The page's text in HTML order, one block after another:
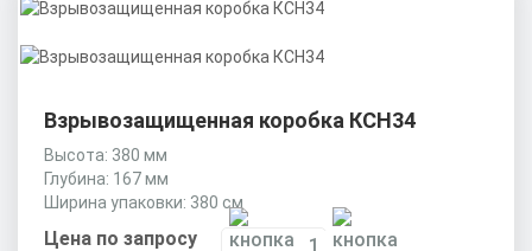
Взрывозащищенная коробка КСН34
Высота: 380 мм
Глубина: 167 мм
Ширина упаковки: 380 см
Цена по запросу